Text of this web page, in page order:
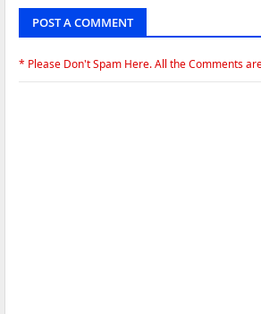
POST A COMMENT
* Please Don't Spam Here. All the Comments